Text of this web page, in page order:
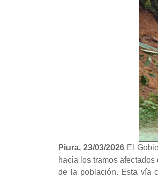
Piura, 23/03/2026 El
hacia los tramos
de la población. Esta vía